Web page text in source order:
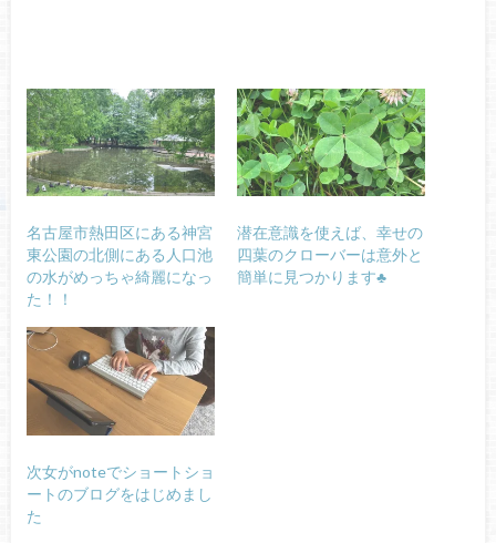
名古屋市熱田区にある神宮
東公園の北側にある人口池
の水がめっちゃ綺麗になっ
た！！
潜在意識を使えば、幸せの
四葉のクローバーは意外と
簡単に見つかります♣
次女がnoteでショートショ
ートのブログをはじめまし
た